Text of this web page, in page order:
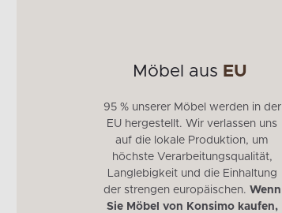
Möbel aus EU
95 % unserer Möbel werden in der
EU hergestellt. Wir verlassen uns
auf die lokale Produktion, um
höchste Verarbeitungsqualität,
Langlebigkeit und die Einhaltung
der strengen europäischen. Wenn
Sie Möbel von Konsimo kaufen,